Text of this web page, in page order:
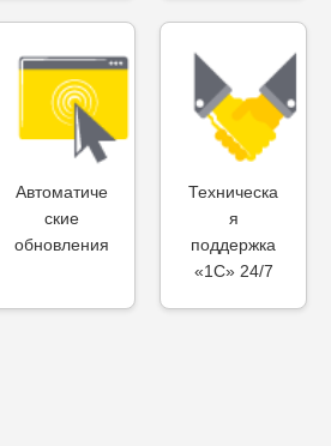
Автоматиче
ские
обновления
Техническа
я
поддержка
«1С» 24/7